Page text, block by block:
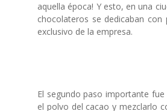
aquella época! Y esto, en una
chocolateros se dedicaban
exclusivo de la empresa.
El segundo paso importante
el polvo del cacao y mezclarlo